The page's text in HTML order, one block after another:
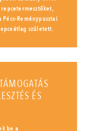
Reménypusztai
született.
ÉS
be a